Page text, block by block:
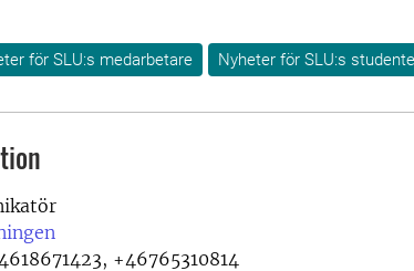
för SLU:s medarbetare Nyheter för SLU:s
+46765310814